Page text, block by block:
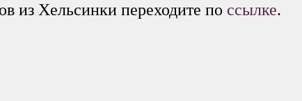
из Хельсинки переходите по ссылке.